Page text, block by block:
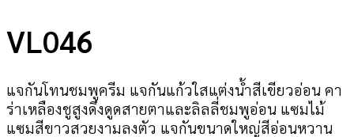
VL046
แจกันโทนชมพูครีม แจกันแก้วใสแต่งน้ำสีเขียวอ่อน คา
ร่าเหลืองชูสูงดึงดูดสายตาและลิลลี่ชมพูอ่อน แซมไม้
แซมสีขาวสวยงามลงตัว แจกันขนาดใหญ่สีอ่อนหวาน